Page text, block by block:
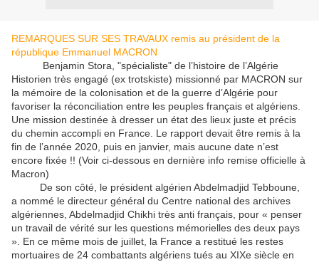
REMARQUES SUR SES TRAVAUX remis au président de la
république Emmanuel MACRON
Benjamin Stora, "spécialiste" de l’histoire de l’Algérie
Historien très engagé (ex trotskiste) missionné par MACRON sur
la mémoire de la colonisation et de la guerre d’Algérie pour
favoriser la réconciliation entre les peuples français et algériens.
Une mission destinée à dresser un état des lieux juste et précis
du chemin accompli en France. Le rapport devait être remis à la
fin de l’année 2020, puis en janvier, mais aucune date n’est
encore fixée !! (Voir ci-dessous en dernière info remise officielle à
Macron)
De son côté, le président algérien Abdelmadjid Tebboune,
a nommé le directeur général du Centre national des archives
algériennes, Abdelmadjid Chikhi très anti français, pour « penser
un travail de vérité sur les questions mémorielles des deux pays
». En ce même mois de juillet, la France a restitué les restes
mortuaires de 24 combattants algériens tués au XIXe siècle en